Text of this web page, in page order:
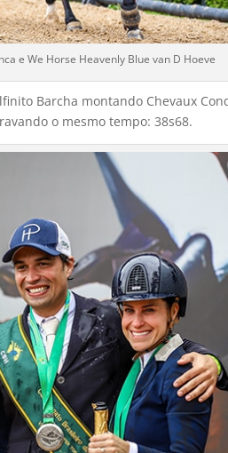
e We Horse Heavenly Blue van D Hoeve
Barcha montando Chevaux
o mesmo tempo: 38s68.